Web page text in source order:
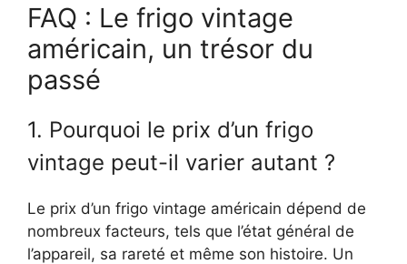
FAQ : Le frigo vintage
américain, un trésor du
passé
1. Pourquoi le prix d’un frigo
vintage peut-il varier autant ?
Le prix d’un frigo vintage américain dépend de
nombreux facteurs, tels que l’état général de
l’appareil, sa rareté et même son histoire. Un